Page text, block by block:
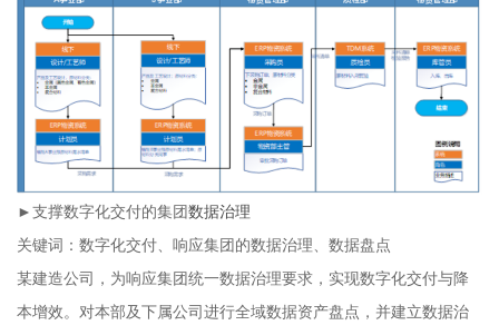
►支撑数字化交付的集团数据治理
关键词：数字化交付、响应集团的数据治理、数据盘点
某建造公司，为响应集团统一数据治理要求，实现数字化交付与降
本增效。对本部及下属公司进行全域数据资产盘点，并建立数据治